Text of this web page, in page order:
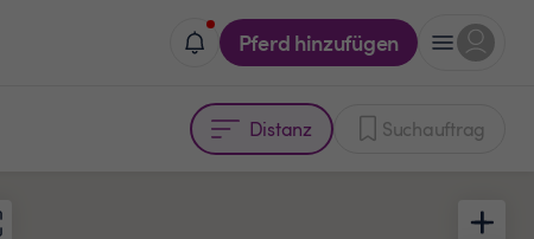
Pferd hinzufügen
Distanz Suchauftrag